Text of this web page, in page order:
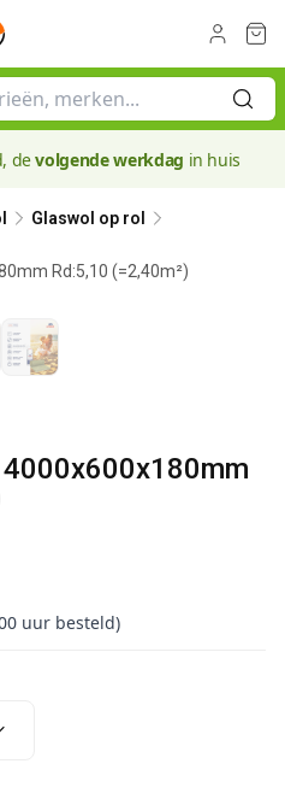
devolgende werkdag in huis
Glaswol op rol
Rd:5,10 (=2,40m²)180 mm
uur besteld)